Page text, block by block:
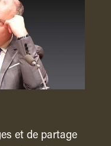
et de partage